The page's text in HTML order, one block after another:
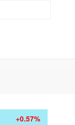
+0.57%